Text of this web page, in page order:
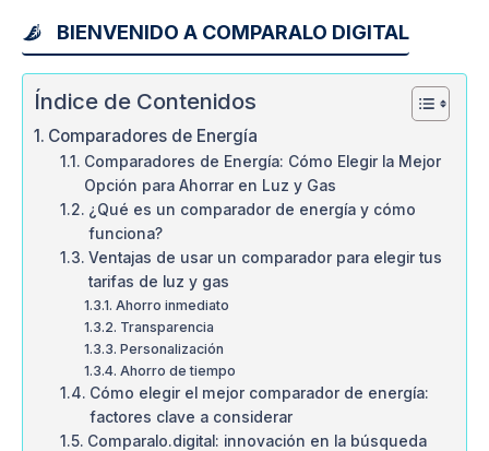
BIENVENIDO A COMPARALO DIGITAL
Índice de Contenidos
Comparadores de Energía
Comparadores de Energía: Cómo Elegir la Mejor
Opción para Ahorrar en Luz y Gas
¿Qué es un comparador de energía y cómo
funciona?
Ventajas de usar un comparador para elegir tus
tarifas de luz y gas
Ahorro inmediato
Transparencia
Personalización
Ahorro de tiempo
Cómo elegir el mejor comparador de energía:
factores clave a considerar
Comparalo.digital: innovación en la búsqueda